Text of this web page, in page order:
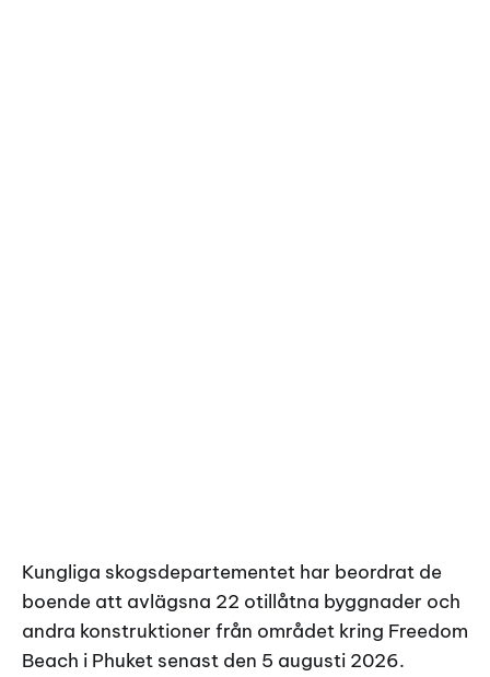
Kungliga skogsdepartementet har beordrat de
boende att avlägsna 22 otillåtna byggnader och
andra konstruktioner från området kring Freedom
Beach i Phuket senast den 5 augusti 2026.